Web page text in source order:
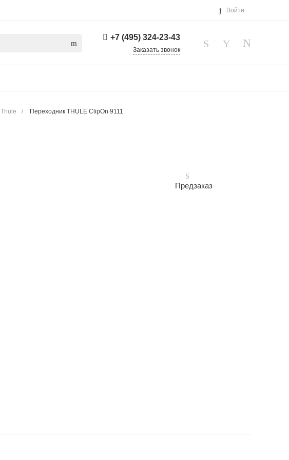
Войти
+7 (495) 324-23-43
Заказать звонок
Thule / Переходник THULE ClipOn 9111
Предзаказ